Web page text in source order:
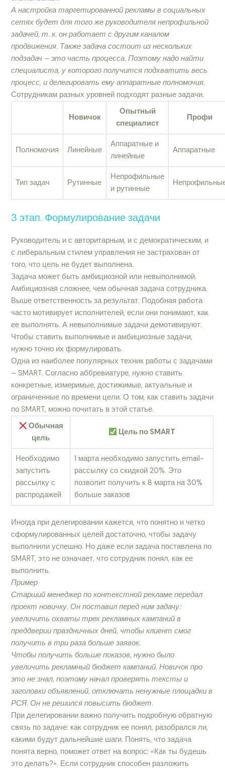
А настройка таргетированной рекламы в социальных
сетях будет для того же руководителя непрофильной
задачей, т. к. он работает с другим каналом
продвижения. Также задача состоит из нескольких
подзадач – это часть процесса. Поэтому надо найти
специалиста, у которого получится подхватить весь
процесс, и делегировать ему аппаратные полномочия.
Сотрудникам разных уровней подходят разные задачи.
Новичок
Опытный
специалист
Профи
Полномочия Линейные
Аппаратные и
линейные
Аппаратные
Тип задач Рутинные
Непрофильные
и рутинные
3 этап. Формулирование задачи
Руководитель и с авторитарным, и с демократическим, и
с либеральным стилем управления не застрахован от
того, что цель не будет выполнена.
Задача может быть амбициозной или невыполнимой.
Амбициозная сложнее, чем обычная задача сотрудника.
Выше ответственность за результат. Подобная работа
часто мотивирует исполнителей, если они понимают, как
ее выполнять. А невыполнимые задачи демотивируют.
Чтобы ставить выполнимые и амбициозные задачи,
нужно точно их формулировать.
Одна из наиболее популярных техник работы с задачами
– SMART. Согласно аббревиатуре, нужно ставить
конкретные, измеримые, достижимые, актуальные и
ограниченные по времени цели. О том, как ставить задачи
по SMART, можно почитать в этой статье.
Обычная
цель
Цель по SMART
Необходимо
запустить
рассылку с
распродажей
1 марта необходимо запустить email-
рассылку со скидкой 20%. Это
позволит получить к 8 марта на 30%
больше заказов
Иногда при делегировании кажется, что понятно и четко
сформулированных целей достаточно, чтобы задачу
выполнили успешно. Но даже если задача поставлена по
SMART, это не означает, что сотрудник понял, как ее
выполнить.
Пример
Старший менеджер по контекстной рекламе передал
проект новичку. Он поставил перед ним задачу:
увеличить охваты трех рекламных кампаний в
преддверии праздничных дней, чтобы клиент смог
получить в три раза больше заявок.
Чтобы получить больше показов, нужно было
увеличить рекламный бюджет кампаний. Новичок про
это не знал, поэтому начал проверять тексты и
заголовки объявлений, отключать ненужные площадки в
РСЯ. Он не решился повысить бюджет.
При делегировании важно получить подробную обратную
связь по задаче: как сотрудник ее понял, разобрался ли,
какими будут дальнейшие шаги. Понять, что задача
понята верно, поможет ответ на вопрос: «Как ты будешь
это делать?». Если сотрудник способен разложить